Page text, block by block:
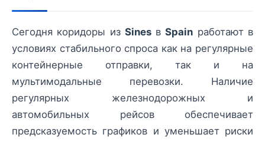
Сегодня коридоры из SinesвSpain работают в
условиях стабильного спроса как на регулярные
контейнерные отправки, так и на
мультимодальные перевозки. Наличие
регулярных железнодорожных и
автомобильных рейсов обеспечивает
предсказуемость графиков и уменьшает риски